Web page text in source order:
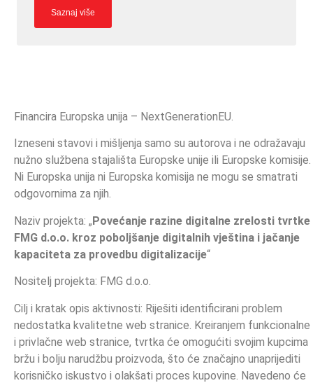
Saznaj više
Financira Europska unija – NextGenerationEU.
Izneseni stavovi i mišljenja samo su autorova i ne odražavaju
nužno službena stajališta Europske unije ili Europske komisije.
Ni Europska unija ni Europska komisija ne mogu se smatrati
odgovornima za njih.
Naziv projekta: „Povećanje razine digitalne zrelosti tvrtke
FMG d.o.o. kroz poboljšanje digitalnih vještina i jačanje
kapaciteta za provedbu digitalizacije“
Nositelj projekta: FMG d.o.o.
Cilj i kratak opis aktivnosti: Riješiti identificirani problem
nedostatka kvalitetne web stranice. Kreiranjem funkcionalne
i privlačne web stranice, tvrtka će omogućiti svojim kupcima
bržu i bolju narudžbu proizvoda, što će značajno unaprijediti
korisničko iskustvo i olakšati proces kupovine. Navedeno će